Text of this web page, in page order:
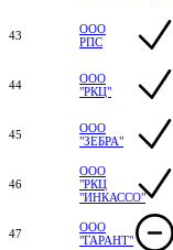
43
ООО
РПС
44
ООО
"РКЦ"
45
ООО
"ЗЕБРА"
46
ООО
"РКЦ
"ИНКАССО"
47
ООО
"ГАРАНТ"